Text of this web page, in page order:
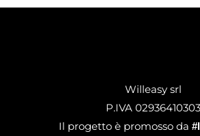
Willeasy srl
P.IVA 02936410303
Il progetto è promosso da